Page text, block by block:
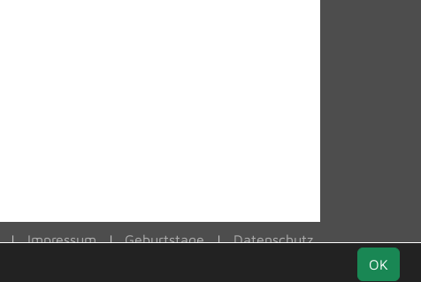
Impressum Geburtstage
Datenschutz
OK